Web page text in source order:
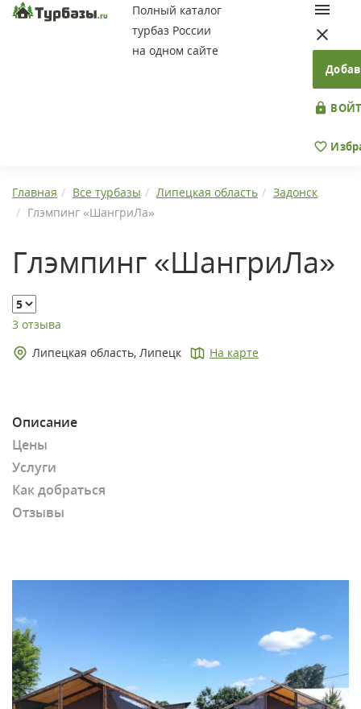
Полный каталог
турбаз России
на одном сайте
Главная Все турбазы Липецкая область
Задонск
Глэмпинг «ШангриЛа»
Глэмпинг «ШангриЛа»
3 отзыва
Липецкая область, Липецк
На карте
Описание
Цены
Услуги
Как добраться
Отзывы